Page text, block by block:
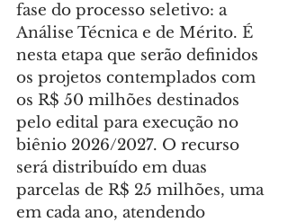
fase do processo seletivo: a
Análise Técnica e de Mérito. É
nesta etapa que serão definidos
os projetos contemplados com
os R$ 50 milhões destinados
pelo edital para execução no
biênio 2026/2027. O recurso
será distribuído em duas
parcelas de R$ 25 milhões, uma
em cada ano, atendendo